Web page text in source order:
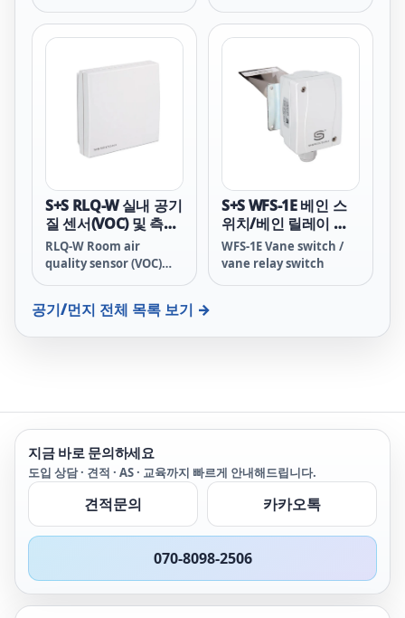
S+S RLQ-W 실내 공기
질 센서(VOC) 및 측정
변환기
RLQ-W Room air
quality sensor (VOC)
S+S WFS-1E 베인 스
위치/베인 릴레이 스
위치
WFS-1E Vane switch /
vane relay switch
공기/먼지 전체 목록 보기 →
지금 바로 문의하세요
도입 상담 · 견적 · AS · 교육까지 빠르게 안내해드립니다.
견적문의 카카오톡
070-8098-2506